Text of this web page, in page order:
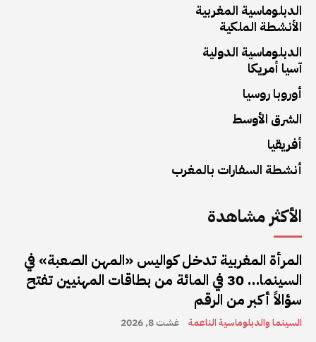
الدبلوماسية المغربية
الأنشطة الملكية
الدبلوماسية الدولية
آسيا أمريكا
أوروبا روسيا
الشرق الأوسط
أفريقيا
أنشطة السفارات بالمغرب
الأكثر مشاهدة
المرأة المغربية تدخل كواليس «المهن الصعبة» في
السينما… 30 في المائة من بطاقات المهنيين تفتح
سؤالاً أكبر من الرقم
السينما والدبلوماسية الناعمة غشت 8, 2026